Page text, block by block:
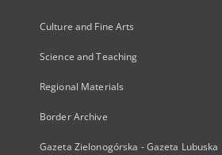
Culture and Fine Arts
Science and Teaching
Regional Materials
Border Archive
Gazeta Zielonogórska - Gazeta Lubuska